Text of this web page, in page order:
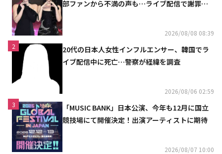
部ファンから不満の声も…ライブ配信で謝罪
2026/08/08 08:39
2
20代の日本人女性インフルエンサー、韓国でラ
イブ配信中に死亡…警察が経緯を調査
2026/08/06 02:59
3
「MUSIC BANK」日本公演、今年も12月に国立
競技場にて開催決定！出演アーティストに期待
2026/08/07 10:00